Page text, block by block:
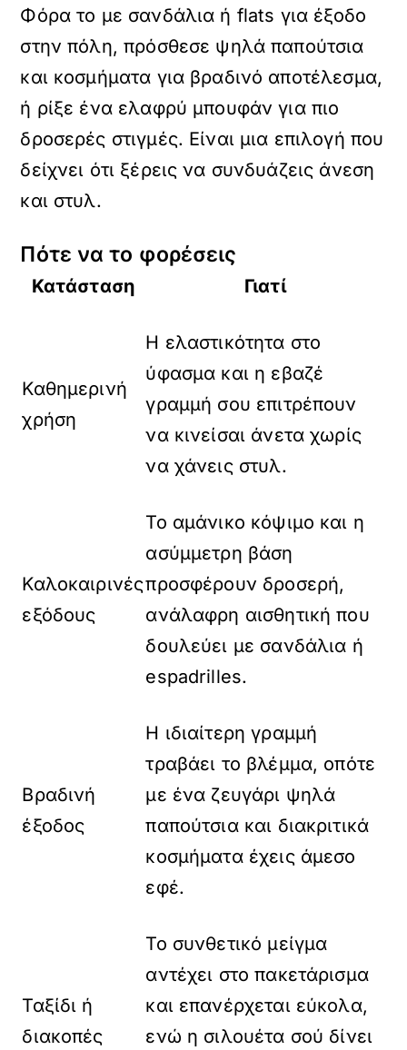
Φόρα το με σανδάλια ή flats για έξοδο
στην πόλη, πρόσθεσε ψηλά παπούτσια
και κοσμήματα για βραδινό αποτέλεσμα,
ή ρίξε ένα ελαφρύ μπουφάν για πιο
δροσερές στιγμές. Είναι μια επιλογή που
δείχνει ότι ξέρεις να συνδυάζεις άνεση
και στυλ.
Πότε να το φορέσεις
Κατάσταση Γιατί
Καθημερινή
χρήση
Η ελαστικότητα στο
ύφασμα και η εβαζέ
γραμμή σου επιτρέπουν
να κινείσαι άνετα χωρίς
να χάνεις στυλ.
Καλοκαιρινές
εξόδους
Το αμάνικο κόψιμο και η
ασύμμετρη βάση
προσφέρουν δροσερή,
ανάλαφρη αισθητική που
δουλεύει με σανδάλια ή
espadrilles.
Βραδινή
έξοδος
Η ιδιαίτερη γραμμή
τραβάει το βλέμμα, οπότε
με ένα ζευγάρι ψηλά
παπούτσια και διακριτικά
κοσμήματα έχεις άμεσο
εφέ.
Ταξίδι ή
διακοπές
Το συνθετικό μείγμα
αντέχει στο πακετάρισμα
και επανέρχεται εύκολα,
ενώ η σιλουέτα σού δίνει